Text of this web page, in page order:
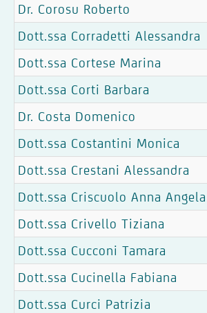
Dr. Corosu Roberto
Dott.ssa Corradetti Alessandra
Dott.ssa Cortese Marina
Dott.ssa Corti Barbara
Dr. Costa Domenico
Dott.ssa Costantini Monica
Dott.ssa Crestani Alessandra
Dott.ssa Criscuolo Anna Angela
Dott.ssa Crivello Tiziana
Dott.ssa Cucconi Tamara
Dott.ssa Cucinella Fabiana
Dott.ssa Curci Patrizia